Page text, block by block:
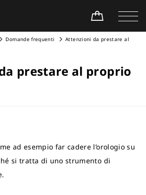
Domande frequenti
Attenzioni da prestare al
prestare al proprio
ad esempio far cadere l’orologio su
si tratta di uno strumento di